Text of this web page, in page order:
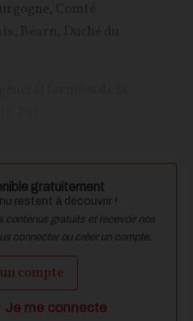
gratuitement
restent à découvrir !
contenus gratuits et recevoir nos
connecter ou créer un compte.
compte
Je me connecte